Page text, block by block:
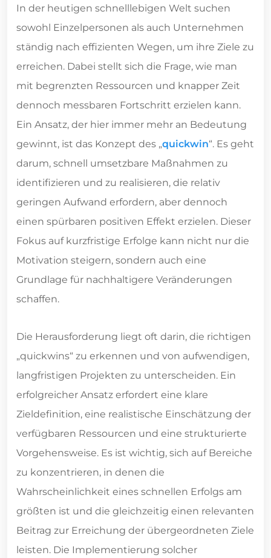
In der heutigen schnelllebigen Welt suchen
sowohl Einzelpersonen als auch Unternehmen
ständig nach effizienten Wegen, um ihre Ziele zu
erreichen. Dabei stellt sich die Frage, wie man
mit begrenzten Ressourcen und knapper Zeit
dennoch messbaren Fortschritt erzielen kann.
Ein Ansatz, der hier immer mehr an Bedeutung
gewinnt, ist das Konzept des „quickwin“. Es geht
darum, schnell umsetzbare Maßnahmen zu
identifizieren und zu realisieren, die relativ
geringen Aufwand erfordern, aber dennoch
einen spürbaren positiven Effekt erzielen. Dieser
Fokus auf kurzfristige Erfolge kann nicht nur die
Motivation steigern, sondern auch eine
Grundlage für nachhaltigere Veränderungen
schaffen.
Die Herausforderung liegt oft darin, die richtigen
„quickwins“ zu erkennen und von aufwendigen,
langfristigen Projekten zu unterscheiden. Ein
erfolgreicher Ansatz erfordert eine klare
Zieldefinition, eine realistische Einschätzung der
verfügbaren Ressourcen und eine strukturierte
Vorgehensweise. Es ist wichtig, sich auf Bereiche
zu konzentrieren, in denen die
Wahrscheinlichkeit eines schnellen Erfolgs am
größten ist und die gleichzeitig einen relevanten
Beitrag zur Erreichung der übergeordneten Ziele
leisten. Die Implementierung solcher